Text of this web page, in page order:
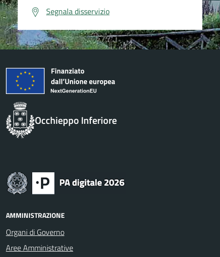
Segnala disservizio
Occhieppo Inferiore
AMMINISTRAZIONE
Organi di Governo
Aree Amministrative